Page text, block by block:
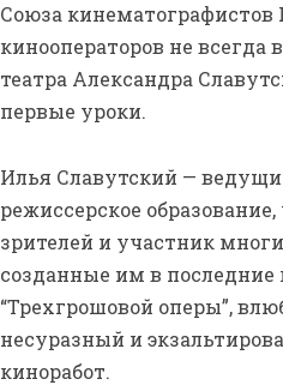
Союза
кинооператоров не
театра Александра
первые уроки.
Илья Славутский —
режиссерское
зрителей и участник
созданные им в
“Трехгрошовой оперы”,
несуразный и
киноработ.